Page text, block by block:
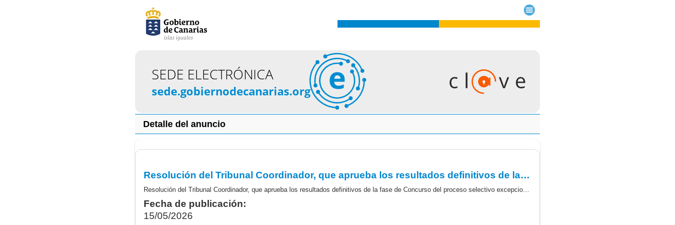
SEDE ELECTRÓNICA
sede.gobiernodecanarias.org
Detalle del anuncio
Resolución del Tribunal Coordinador, que aprueba los resultados definitivos de la fase de Concurso de personal estatutario, categoría de FEA Cirugía Pediátrica.
Resolución del Tribunal Coordinador, que aprueba los resultados definitivos de la fase de Concurso del proceso selectivo excepcional de Estabilización del empleo temporal de larga duración de personal estatutario, categoría de Fea Cirugía Pediatríca.
Fecha de publicación:
15/05/2026